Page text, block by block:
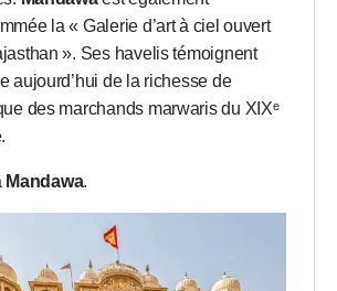
la « Galerie d’art à ciel ouvert
». Ses havelis témoignent
aujourd’hui de la richesse de
des marchands marwaris du XIXᵉ
Mandawa.